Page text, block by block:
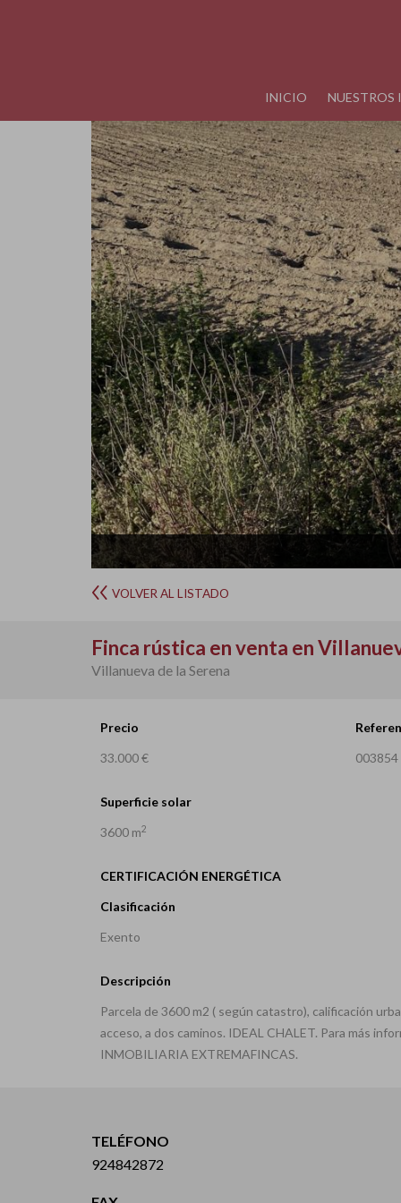
INICIO NUESTROS
VOLVER AL LISTADO
Finca rústica en venta en
Villanueva de la Serena
Precio
33.000 €
003854
Superficie solar
3600 m2
CERTIFICACIÓN ENERGÉTICA
Clasificación
Exento
Descripción
Parcela de 3600 m2 ( según catastro), calificación
acceso, a dos caminos. IDEAL CHALET. Para más
INMOBILIARIA EXTREMAFINCAS.
TELÉFONO
924842872